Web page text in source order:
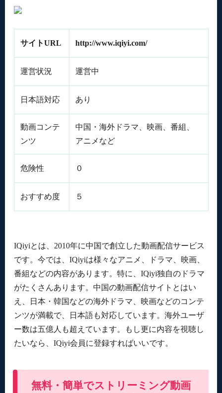
サイトURL http://www.iqiyi.com/
運営状況 運営中
日本語対応 あり
動画コンテ
ンツ
中国・海外ドラマ、映画、番組、
アニメなど
危険性 ０
おすすめ度 ５
IQiyiとは、2010年に中国で創立した動画配信サービス
です。今では、IQiyiは様々なアニメ、ドラマ、映画、
番組などの内容があります。特に、IQiyi独自のドラマ
がたくさんあります。中国の動画配信サイトとはい
え、日本・韓国などの海外ドラマ、映画などのコンテ
ンツが満載で、日本語も対応しています。海外ユーザ
ー数は五億人も超えています。もし更に内容を視聴し
たいなら、IQiyi会員に登録すればいいです。
無料・簡単でストリーミング動画